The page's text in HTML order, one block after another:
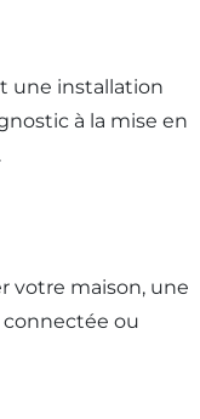
une installation
à la mise en
votre maison, une
ou